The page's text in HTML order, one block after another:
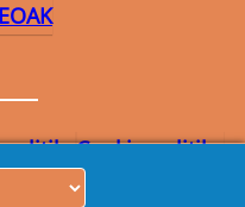
Cookie politika